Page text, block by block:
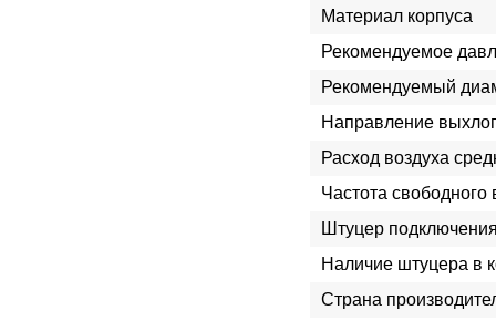
Материал корпуса
Рекомендуемое
Рекомендуемый
Направление
Расход воздуха
Частота
Штуцер
Наличие штуцера в
Страна